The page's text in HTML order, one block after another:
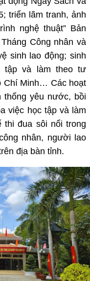
triển lãm tranh, ảnh
nghệ thuật” Bản
Công nhân và
sinh lao động; sinh
tập và làm theo tư
Chí Minh… Các hoạt
thống yêu nước, bồi
việc học tập và làm
thi đua sôi nổi trong
nhân, người lao
địa bàn tỉnh.